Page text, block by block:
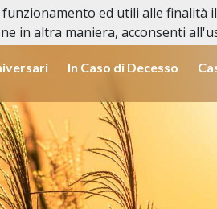
In Caso di Decesso
ed utili alle finalità
in altra maniera, acconsenti